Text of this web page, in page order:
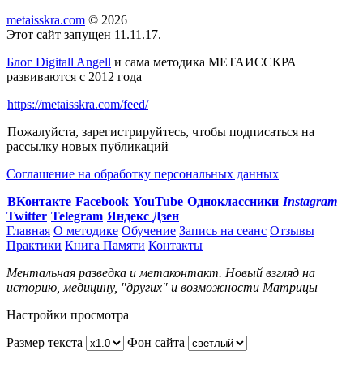
metaisskra.com © 2026
Этот сайт запущен 11.11.17.
Блог Digitall Angell и сама методика МЕТАИССКРА
развиваются с 2012 года
https://metaisskra.com/feed/
Пожалуйста, зарегистрируйтесь, чтобы подписаться на
рассылку новых публикаций
Соглашение на обработку персональных данных
ВКонтакте Facebook YouTube Одноклассники Instagram
Twitter Telegram Яндекс Дзен
Главная О методике Обучение Запись на сеанс Отзывы
Практики Книга Памяти Контакты
Ментальная разведка и метаконтакт. Новый взгляд на
историю, медицину, "других" и возможности Матрицы
Настройки просмотра
Размер текста
Фон сайта